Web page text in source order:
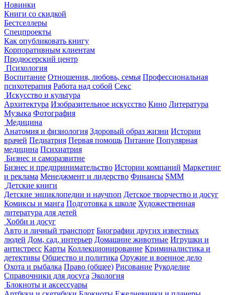
Новинки
Книги со скидкой
Бестселлеры
Спецпроекты
Как опубликовать книгу
Корпоративным клиентам
Продюсерский центр
Психология
Воспитание Отношения, любовь, семья Профессиональная
психотерапия Работа над собой Секс
Искусство и культура
Архитектура Изобразительное искусство Кино Литература
Музыка Фотография
Медицина
Анатомия и физиология Здоровый образ жизни Истории
врачей Педиатрия Первая помощь Питание Популярная
медицина Психиатрия
Бизнес и саморазвитие
Бизнес и предпринимательство Истории компаний Маркетинг
и реклама Менеджмент и лидерство Финансы SMM
Детские книги
Детские энциклопедии и научпоп Детское творчество и досуг
Комиксы и манга Подготовка к школе Художественная
литература для детей
Хобби и досуг
Авто и личный транспорт Биографии других известных
людей Дом, сад, интерьер Домашние животные Игрушки и
антистресс Карты Коллекционирование Криминалистика и
детективы Общество и политика Оружие и военное дело
Охота и рыбалка Право (общее) Рисование Рукоделие
Справочники для досуга Экология
Блокноты и аксессуары